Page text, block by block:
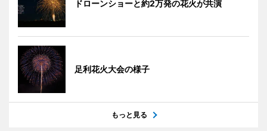
ドローンショーと約2万発の花火が共演
足利花火大会の様子
もっと見る